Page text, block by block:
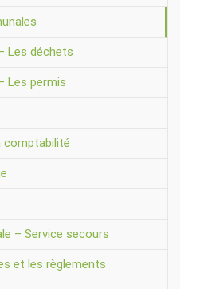
Les déchets
Les permis
comptabilité
– Service secours
et les règlements